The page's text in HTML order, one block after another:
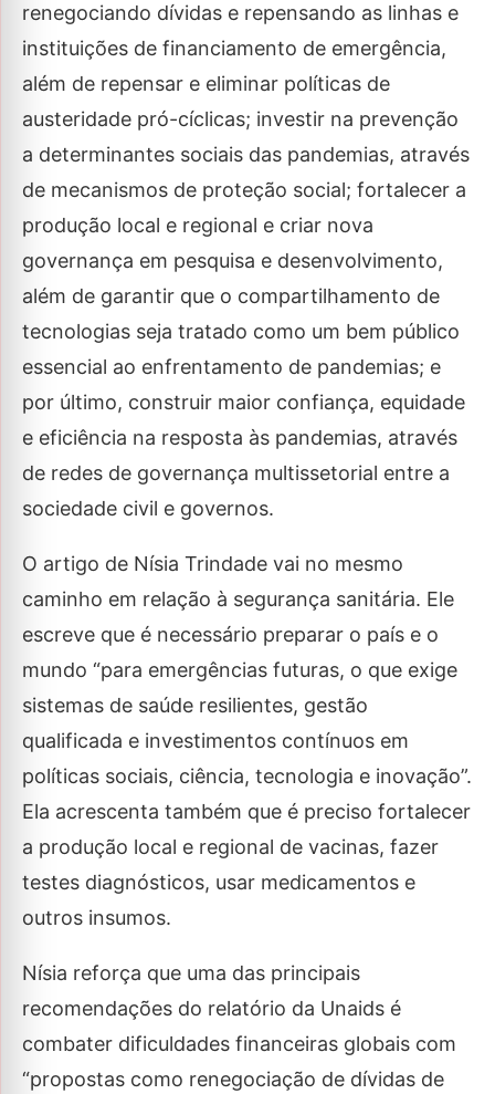
renegociando dívidas e repensando as linhas e
instituições de financiamento de emergência,
além de repensar e eliminar políticas de
austeridade pró-cíclicas; investir na prevenção
a determinantes sociais das pandemias, através
de mecanismos de proteção social; fortalecer a
produção local e regional e criar nova
governança em pesquisa e desenvolvimento,
além de garantir que o compartilhamento de
tecnologias seja tratado como um bem público
essencial ao enfrentamento de pandemias; e
por último, construir maior confiança, equidade
e eficiência na resposta às pandemias, através
de redes de governança multissetorial entre a
sociedade civil e governos.
O artigo de Nísia Trindade vai no mesmo
caminho em relação à segurança sanitária. Ele
escreve que é necessário preparar o país e o
mundo “para emergências futuras, o que exige
sistemas de saúde resilientes, gestão
qualificada e investimentos contínuos em
políticas sociais, ciência, tecnologia e inovação”.
Ela acrescenta também que é preciso fortalecer
a produção local e regional de vacinas, fazer
testes diagnósticos, usar medicamentos e
outros insumos.
Nísia reforça que uma das principais
recomendações do relatório da Unaids é
combater dificuldades financeiras globais com
“propostas como renegociação de dívidas de